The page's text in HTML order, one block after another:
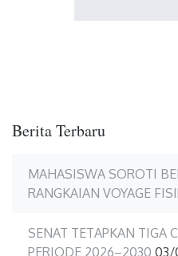
Berita Terbaru
MAHASISWA SOROTI
RANGKAIAN VOYAGE
SENAT TETAPKAN TIGA
PERIODE 2026–2030 03/